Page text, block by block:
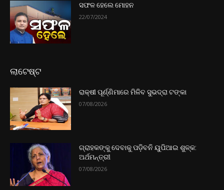
ସଫଳ ହେଲେ ମୋହନ
22/07/2024
ଲାଟେଷ୍ଟ
ରାକ୍ଷୀ ପୂର୍ଣ୍ଣିମାରେ ମିଳିବ ସୁଭଦ୍ରା ଟଙ୍କା
07/08/2026
ଗ୍ରାହକଙ୍କୁ ଦେବାକୁ ପଡ଼ିବନି ୟୁପିଆଇ ଶୁଳ୍କ:
ଅର୍ଥମନ୍ତ୍ରୀ
07/08/2026